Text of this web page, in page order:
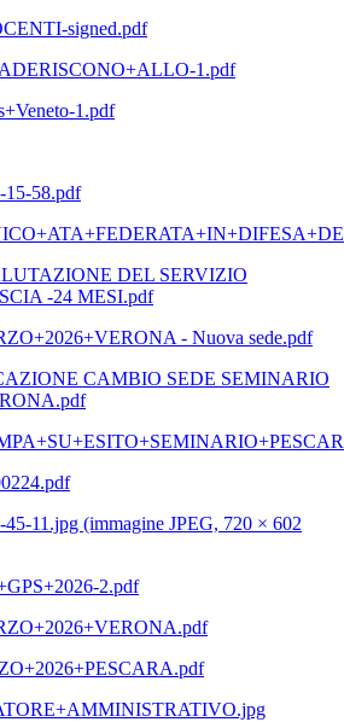
signed.pdf
1.pdf
1.pdf
15-58.pdf
DEL SERVIZIO
-24 MESI.pdf
- Nuova sede.pdf
CAMBIO SEDE SEMINARIO
11.jpg (immagine JPEG, 720 × 602
2.pdf